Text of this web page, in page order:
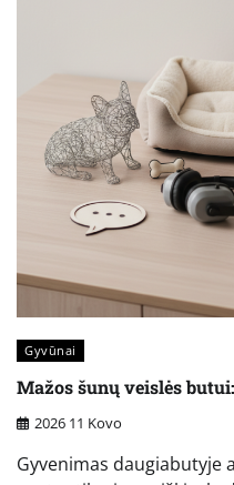
Gyvūnai
Mažos šunų veislės
2026 11 Kovo
Gyvenimas daugiabutyje